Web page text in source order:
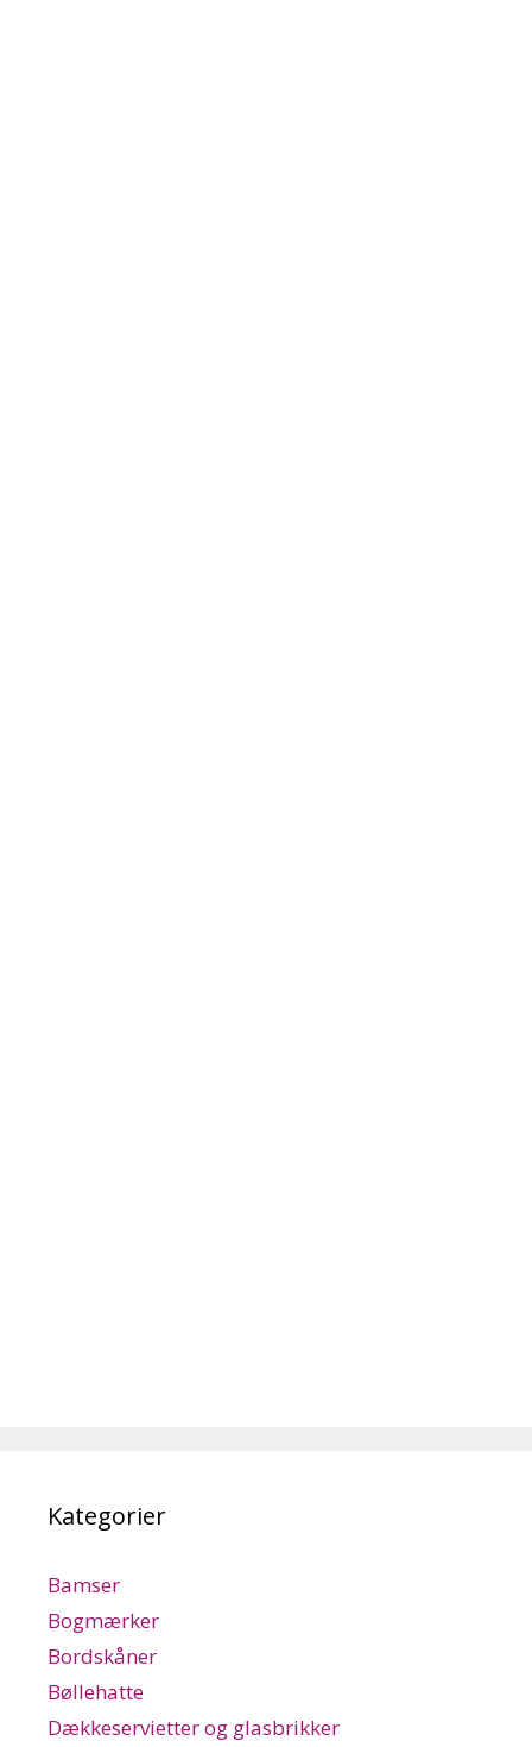
Kategorier
Bamser
Bogmærker
Bordskåner
Bøllehatte
Dækkeservietter og glasbrikker